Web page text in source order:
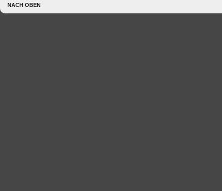
NACH OBEN